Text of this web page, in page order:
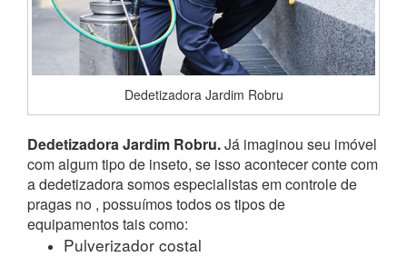
Dedetizadora Jardim Robru
Dedetizadora Jardim Robru.Já imaginou seu imóvel
com algum tipo de inseto, se isso acontecer conte com
a dedetizadora somos especialistas em controle de
pragas no , possuímos todos os tipos de
equipamentos tais como:
Pulverizador costal